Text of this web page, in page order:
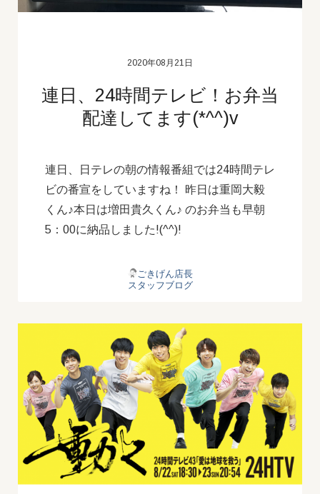
2020年08月21日
連日、24時間テレビ！お弁当
配達してます(*^^)v
連日、日テレの朝の情報番組では24時間テレ
ビの番宣をしていますね！ 昨日は重岡大毅
くん♪本日は増田貴久くん♪ のお弁当も早朝
5：00に納品しました!(^^)!
ごきげん店長
スタッフブログ